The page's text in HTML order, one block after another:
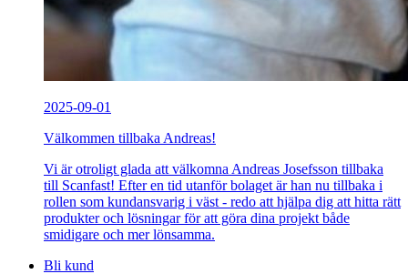
2025-09-01
Välkommen tillbaka Andreas!
Vi är otroligt glada att välkomna Andreas Josefsson tillbaka
till Scanfast! Efter en tid utanför bolaget är han nu tillbaka i
rollen som kundansvarig i väst - redo att hjälpa dig att hitta rätt
produkter och lösningar för att göra dina projekt både
smidigare och mer lönsamma.
Bli kund